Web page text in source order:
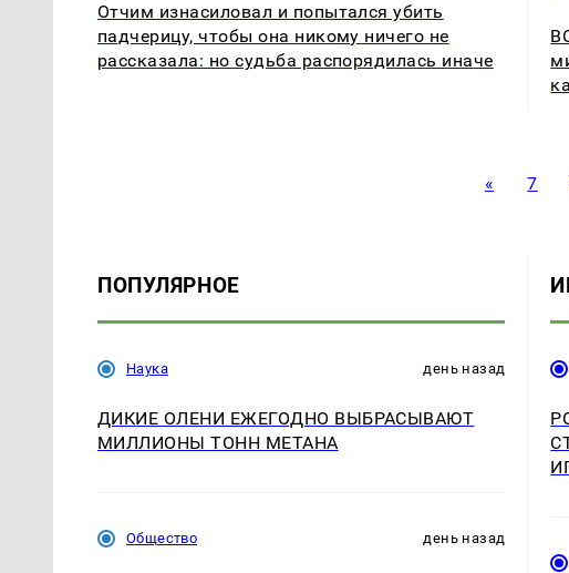
Отчим изнасиловал и попытался убить
падчерицу, чтобы она никому ничего не
рассказала: но судьба распорядилась иначе
« 7
ПОПУЛЯРНОЕ
Наука день назад
ДИКИЕ ОЛЕНИ ЕЖЕГОДНО ВЫБРАСЫВАЮТ
МИЛЛИОНЫ ТОНН МЕТАНА
Общество день назад